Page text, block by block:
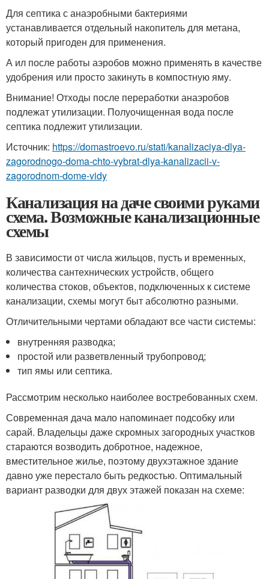
Для септика с анаэробными бактериями
устанавливается отдельный накопитель для метана,
который пригоден для применения.
А ил после работы аэробов можно применять в качестве
удобрения или просто закинуть в компостную яму.
Внимание! Отходы после переработки анаэробов
подлежат утилизации. Полуочищенная вода после
септика подлежит утилизации.
Источник: https://domastroevo.ru/stati/kanalizaciya-dlya-
zagorodnogo-doma-chto-vybrat-dlya-kanalizacii-v-
zagorodnom-dome-vidy
Канализация на даче своими руками
схема. Возможные канализационные
схемы
В зависимости от числа жильцов, пусть и временных,
количества сантехнических устройств, общего
количества стоков, объектов, подключенных к системе
канализации, схемы могут быт абсолютно разными.
Отличительными чертами обладают все части системы:
внутренняя разводка;
простой или разветвленный трубопровод;
тип ямы или септика.
Рассмотрим несколько наиболее востребованных схем.
Современная дача мало напоминает подсобку или
сарай. Владельцы даже скромных загородных участков
стараются возводить добротное, надежное,
вместительное жилье, поэтому двухэтажное здание
давно уже перестало быть редкостью. Оптимальный
вариант разводки для двух этажей показан на схеме: